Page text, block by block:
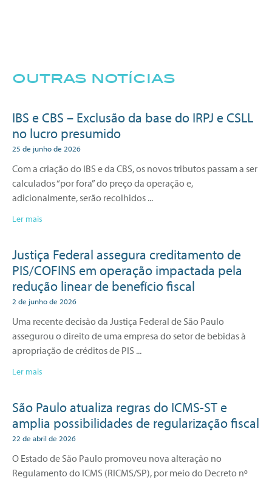
outras notícias
IBS e CBS – Exclusão da base do IRPJ e CSLL
no lucro presumido
25 de junho de 2026
Com a criação do IBS e da CBS, os novos tributos passam a ser
calculados “por fora” do preço da operação e,
adicionalmente, serão recolhidos
Ler mais
Justiça Federal assegura creditamento de
PIS/COFINS em operação impactada pela
redução linear de benefício fiscal
2 de junho de 2026
Uma recente decisão da Justiça Federal de São Paulo
assegurou o direito de uma empresa do setor de bebidas à
apropriação de créditos de PIS
Ler mais
São Paulo atualiza regras do ICMS-ST e
amplia possibilidades de regularização fiscal
22 de abril de 2026
O Estado de São Paulo promoveu nova alteração no
Regulamento do ICMS (RICMS/SP), por meio do Decreto nº